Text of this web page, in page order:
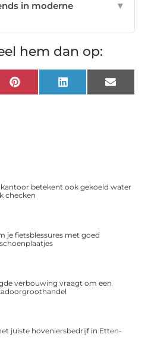
in moderne
▼
hem dan op:
Pinterest LinkedIn Email
kantoor betekent ook gekoeld water
checken
je fietsblessures met goed
verbouwing vraagt om een
juiste hoveniersbedrijf in Etten-